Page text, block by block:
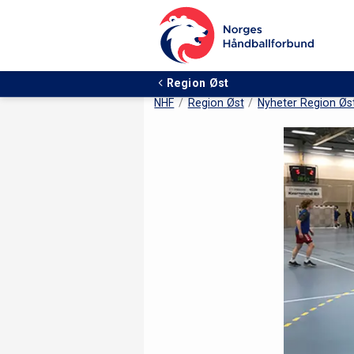
Region Øst
NHF
Region Øst Nyheter Region